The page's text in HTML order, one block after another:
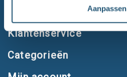
Aanpassen
Klantenservice
Categorieën